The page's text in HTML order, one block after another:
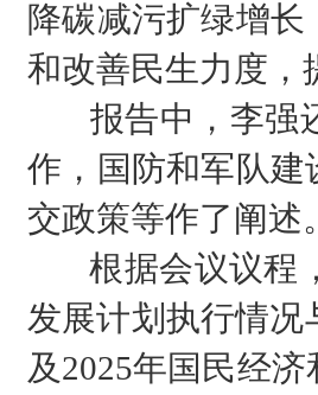
降碳减污扩绿增
和改善民生力度，
报告中，李强还
作，国防和军队
交政策等作了阐述。
根据会议议程，
发展计划执行情况
及2025年国民经